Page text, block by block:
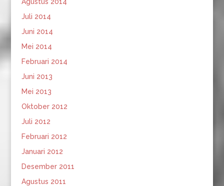
Juli 2014
Juni 2014
Mei 2014
Februari 2014
Juni 2013
Mei 2013
Oktober 2012
Juli 2012
Februari 2012
Januari 2012
Desember 2011
Agustus 2011